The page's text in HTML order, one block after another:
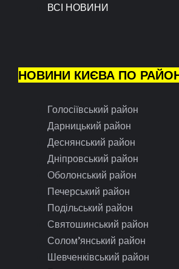
ВСІ НОВИНИ
НОВИНИ КИЄВА ПО
Голосіївський район
Дарницький район
Деснянський район
Дніпровський район
Оболонський район
Печерський район
Подільський район
Святошинський район
Солом’янський район
Шевченківський район